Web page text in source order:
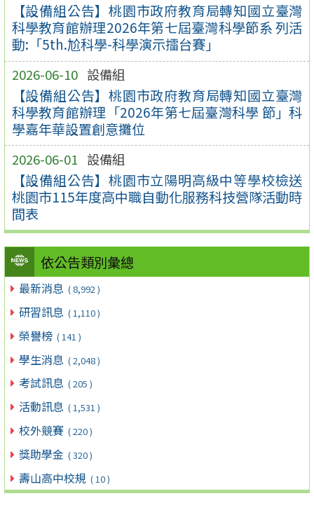
【設備組公告】桃園市政府教育局轉知國立臺灣
科學教育館辦理2026年第七屆臺灣科學節系 列活
動:「5th.尬科學-科學演示擂台賽」
2026-06-10 設備組
【設備組公告】桃園市政府教育局轉知國立臺灣
科學教育館辦理「2026年第七屆臺灣科學 節」科
學嘉年華設置創意攤位
2026-06-01 設備組
【設備組公告】桃園市立陽明高級中等學校檢送
桃園市115年度高中職自動化服務科技營隊活動時
間表
依公告類別彙總
最新消息 ( 8,992 )
研習訊息 ( 1,110 )
榮譽榜 ( 141 )
學生消息 ( 2,048 )
考試訊息 ( 205 )
活動訊息 ( 1,531 )
校外競賽 ( 220 )
獎助學金 ( 320 )
壽山高中校規 ( 10 )